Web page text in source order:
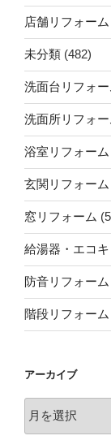
店舗リフォーム
未分類 (482)
洗面台リフォー
洗面所リフォー
浴室リフォーム
玄関リフォーム
窓リフォーム
給湯器・エコ
防音リフォーム
階段リフォーム
アーカイブ
ー